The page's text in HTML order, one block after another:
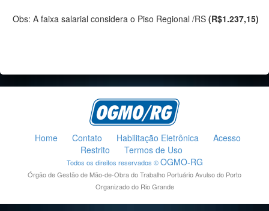
Obs: A faixa salarial considera o Piso Regional /RS (R$1.237,15)
Home Contato Habilitação Eletrônica
Acesso
Restrito
Termos de Uso
Todos os direitos reservados ©OGMO-RG
Órgão de Gestão de Mão-de-Obra do Trabalho Portuário Avulso do Porto
Organizado do Rio Grande